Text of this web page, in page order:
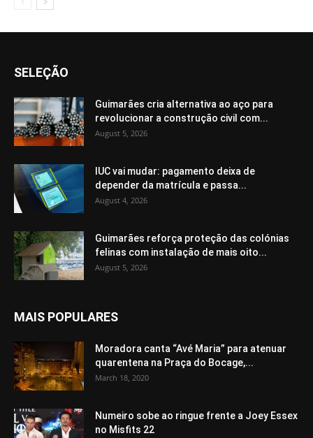
SELEÇÃO
Guimarães cria alternativa ao aço para
revolucionar a construção civil com...
August 5, 2026
IUC vai mudar: pagamento deixa de
depender da matrícula e passa...
August 4, 2026
Guimarães reforça proteção das colónias
felinas com instalação de mais oito...
August 5, 2026
MAIS POPULARES
Moradora canta “Avé Maria” para atenuar
quarentena na Praça do Bocage,...
March 18, 2020
Numeiro sobe ao ringue frente a Joey Essex
no Misfits 22